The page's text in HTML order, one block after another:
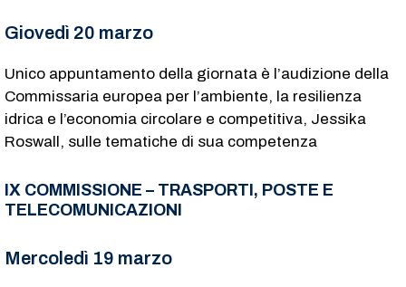
Giovedì 20 marzo
Unico appuntamento della giornata è l’audizione della
Commissaria europea per l’ambiente, la resilienza
idrica e l’economia circolare e competitiva, Jessika
Roswall, sulle tematiche di sua competenza
IX COMMISSIONE – TRASPORTI, POSTE E
TELECOMUNICAZIONI
Mercoledì 19 marzo